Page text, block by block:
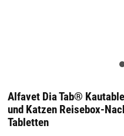
Alfavet Dia Tab®
und Katzen Reisebox-
Tabletten